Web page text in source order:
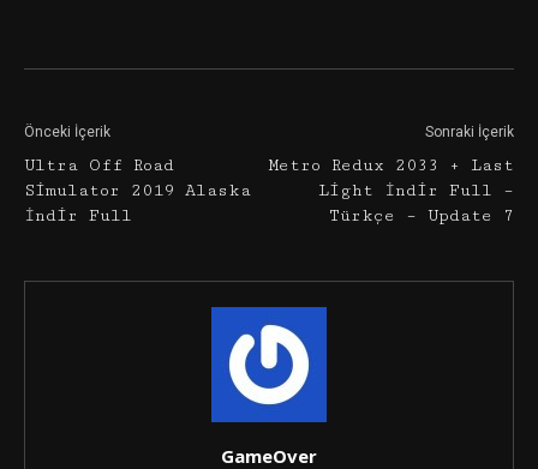
Önceki İçerik
Ultra Off Road
Simulator 2019 Alaska
İndir Full
Sonraki İçerik
Metro Redux 2033 + Last
Light İndir Full –
Türkçe – Update 7
GameOver